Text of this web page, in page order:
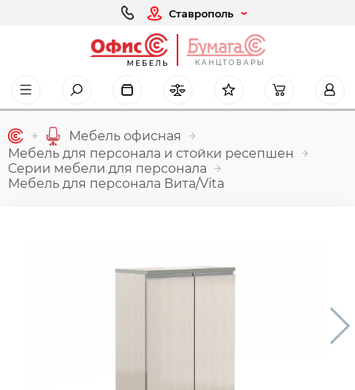
Ставрополь
МЕБЕЛЬ КАНЦТОВАРЫ
Мебель офисная
Мебель для персонала и стойки ресепшен
Серии мебели для персонала
Мебель для персонала Вита/Vita